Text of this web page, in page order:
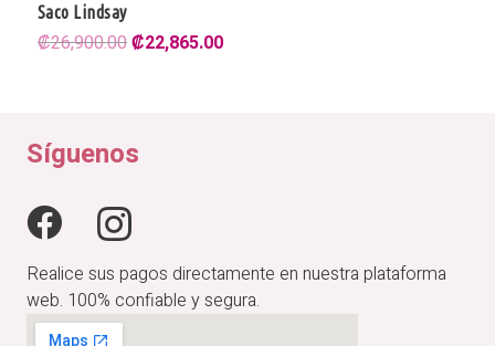
Saco Lindsay
₡26,900.00El
₡26,900.00.
₡22,865.00El
Jersey Tortuguita
₡28,900.00El
₡28,900.00.
₡24,565.00El
Síguenos
Realice sus pagos directamente en nuestra plataforma
web. 100% confiable y segura.